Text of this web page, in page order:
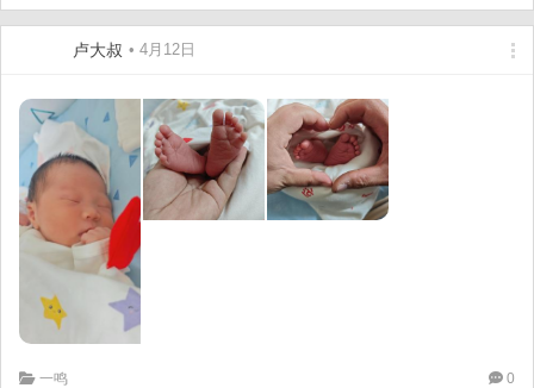
卢大叔 • 4月12日
一鸣 0